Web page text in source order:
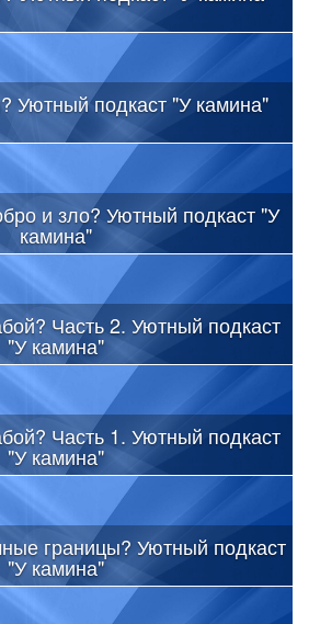
Уютный подкаст "У камина"
и зло? Уютный подкаст "У
камина"
Часть 2. Уютный подкаст
"У камина"
Часть 1. Уютный подкаст
"У камина"
границы? Уютный подкаст
"У камина"